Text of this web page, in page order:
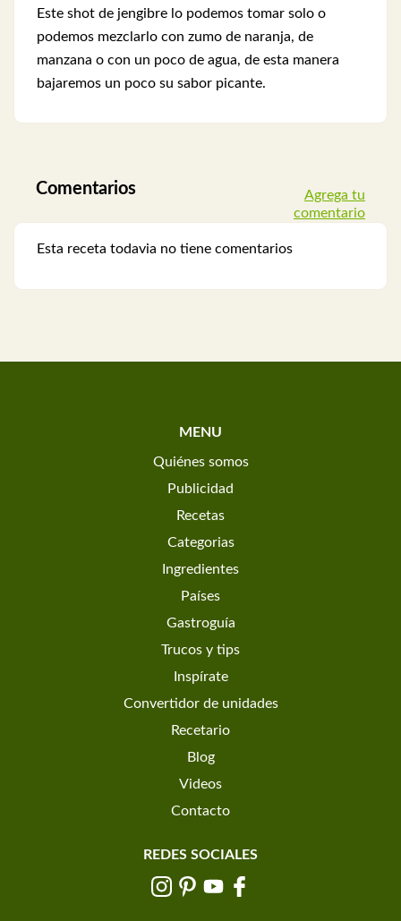
Este shot de jengibre lo podemos tomar solo o
podemos mezclarlo con zumo de naranja, de
manzana o con un poco de agua, de esta manera
bajaremos un poco su sabor picante.
Comentarios
Agrega tu
comentario
Esta receta todavia no tiene comentarios
MENU
Quiénes somos
Publicidad
Recetas
Categorias
Ingredientes
Países
Gastroguía
Trucos y tips
Inspírate
Convertidor de unidades
Recetario
Blog
Videos
Contacto
REDES SOCIALES